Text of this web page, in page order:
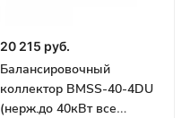
20 215 руб.
Балансировочный
коллектор BMSS-40-4DU
(нерж.до 40кВт все